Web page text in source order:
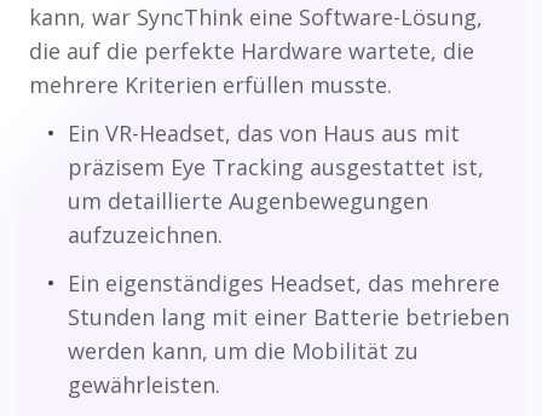
kann, war SyncThink eine Software-Lösung,
die auf die perfekte Hardware wartete, die
mehrere Kriterien erfüllen musste.
Ein VR-Headset, das von Haus aus mit
präzisem Eye Tracking ausgestattet ist,
um detaillierte Augenbewegungen
aufzuzeichnen.
Ein eigenständiges Headset, das mehrere
Stunden lang mit einer Batterie betrieben
werden kann, um die Mobilität zu
gewährleisten.